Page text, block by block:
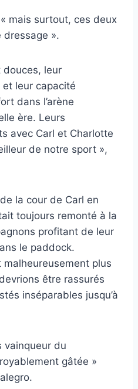
mais surtout, ces deux
dressage ».
douces, leur
leur capacité
dans l’arène
ère. Leurs
avec Carl et Charlotte
de notre sport »,
la cour de Carl en
toujours remonté à la
profitant de leur
le paddock.
plus
être rassurés
inséparables jusqu’à
vainqueur du
gâtée »